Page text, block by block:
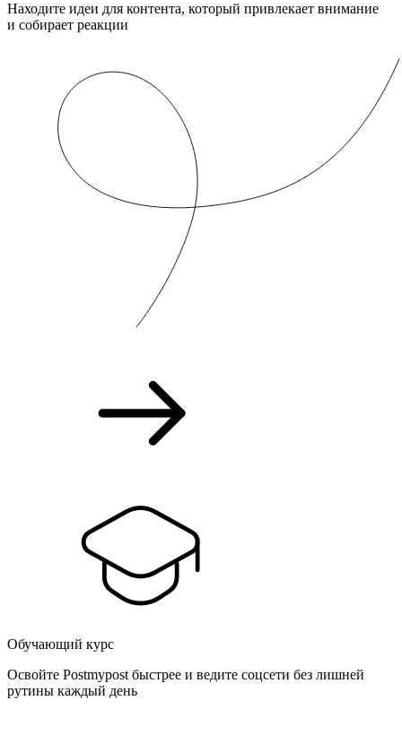
Находите идеи для контента, который привлекает внимание
и собирает реакции
Обучающий курс
Освойте Postmypost быстрее и ведите соцсети без лишней
рутины каждый день